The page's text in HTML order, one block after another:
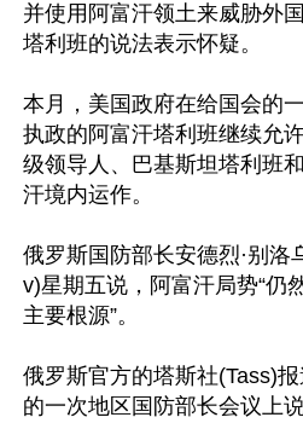
并使用阿富汗领土来威胁外
塔利班的说法表示怀疑。
本月，美国政府在给国会的
执政的阿富汗塔利班继续允
级领导人、巴基斯坦塔利班
汗境内运作。
俄罗斯国防部长安德烈·别洛
v)星期五说，阿富汗局势“仍
主要根源”。
俄罗斯官方的塔斯社(Tass)
的一次地区国防部长会议上